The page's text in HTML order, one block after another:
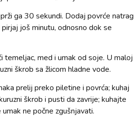
ga 30 sekundi. Dodaj povrće natrag
još minutu, odnosno dok se
temeljac, med i umak od soje. U maloj
škrob sa žlicom hladne vode.
prelij preko piletine i povrća; kuhaj
škrob i pusti da zavrije; kuhajte
ne počne zgušnjavati.